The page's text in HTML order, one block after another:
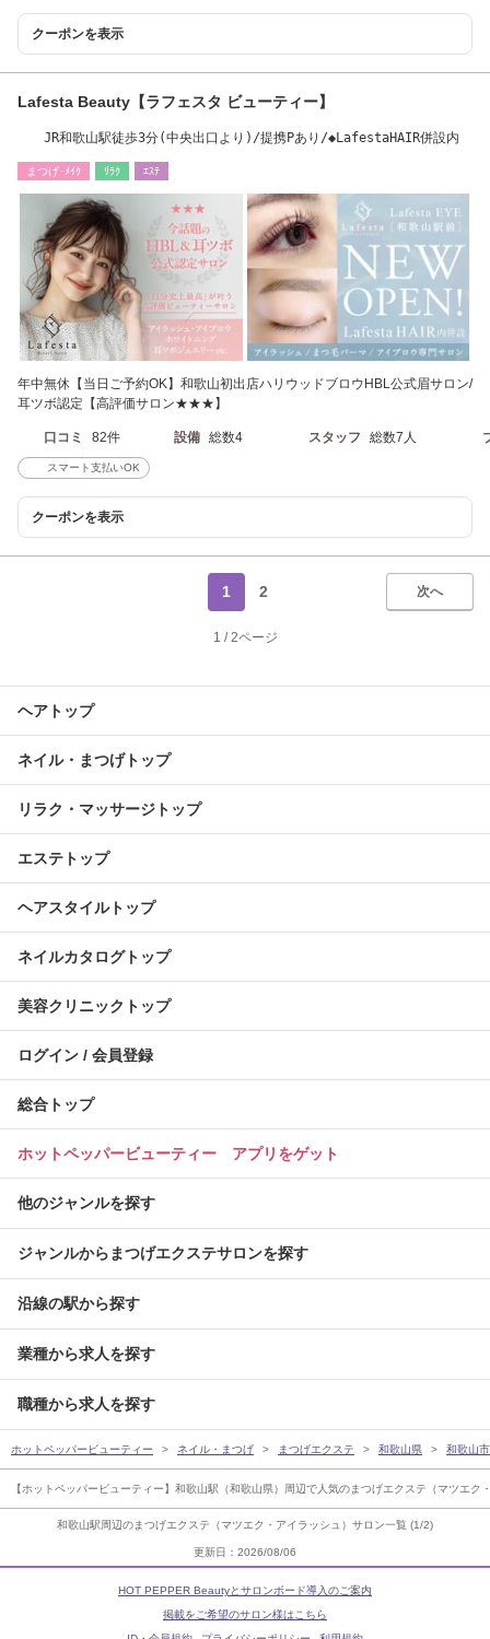
和歌山駅周辺のまつげエクステ（マツエク・アイラッシュ）サロン一覧 (1/2)
更新日：2026/08/06
クーポンを表示
Lafesta Beauty【ラフェスタ ビューティー】
JR和歌山駅徒歩3分(中央出口より)/提携Pあり/◆LafestaHAIR併設内
まつげ･ﾒｲｸ ﾘﾗｸ ｴｽﾃ
年中無休【当日ご予約OK】和歌山初出店ハリウッドブロウHBL公式眉サロン/
耳ツボ認定【高評価サロン★★★】
口コミ 82件 設備 総数4 スタッフ 総数7人
スマート支払いOK
クーポンを表示
次へ
1 2
1 / 2ページ
ヘアトップ
ネイル・まつげトップ
リラク・マッサージトップ
エステトップ
ヘアスタイルトップ
ネイルカタログトップ
美容クリニックトップ
ログイン / 会員登録
総合トップ
ホットペッパービューティー アプリをゲット
他のジャンルを探す
ジャンルからまつげエクステサロンを探す
沿線の駅から探す
業種から求人を探す
職種から求人を探す
ホットペッパービューティー ネイル・まつげ まつげエクステ 和歌山県 和歌山市
【ホットペッパービューティー】和歌山駅（和歌山県）周辺で人気のまつげエクステ（マツエ
HOT PEPPER Beautyとサロンボード導入のご案内
掲載をご希望のサロン様はこちら